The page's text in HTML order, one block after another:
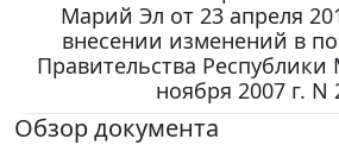
Марий Эл от 23 апреля
внесении изменений в
Правительства
ноября 2007 г. N
Обзор документа